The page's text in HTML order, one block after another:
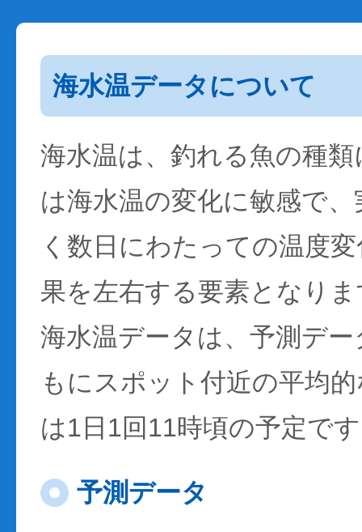
海水温データについて
海水温は、釣れる魚の種
は海水温の変化に敏感で
く数日にわたっての温度
果を左右する要素となり
海水温データは、予測デ
もにスポット付近の平均
は1日1回11時頃の予定で
予測データ